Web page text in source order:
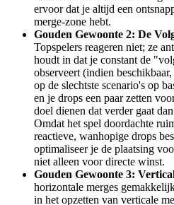
ervoor dat je altijd een
merge-zone hebt.
Gouden Gewoonte 2: De
Topspelers reageren niet; ze
houdt in dat je constant de
observeert (indien
op de slechtste scenario's op
en je drops een paar zetten
doel dienen dat verder gaat
Omdat het spel doordachte
reactieve, wanhopige drops
optimaliseer je de plaatsing
niet alleen voor directe winst.
Gouden Gewoonte 3:
horizontale merges
in het opzetten van verticale